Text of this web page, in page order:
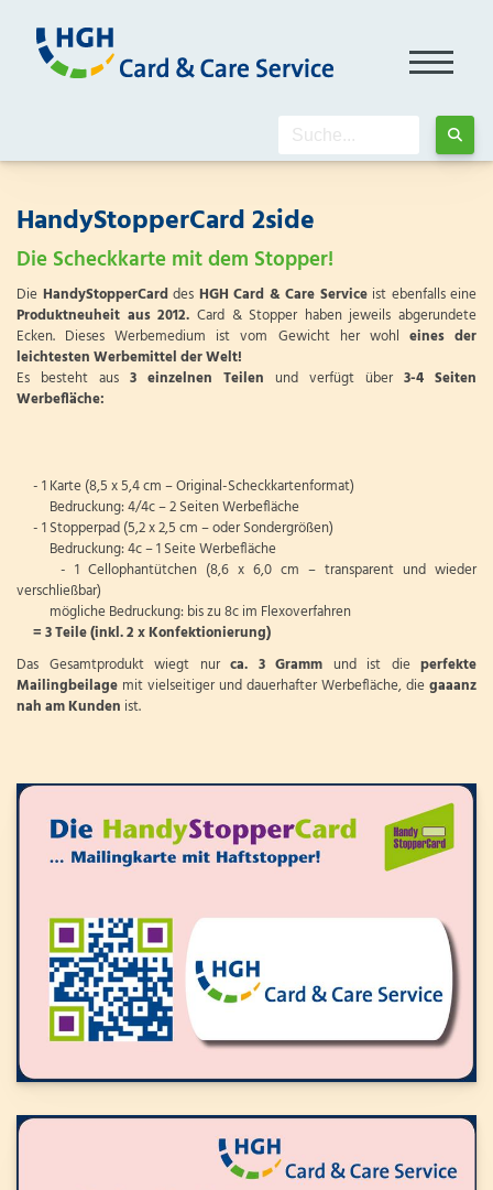
HandyStopperCard 2side
Die Scheckkarte mit dem Stopper!
Die HandyStopperCarddes HGH Card & Care Service ist ebenfalls eine
Produktneuheit aus 2012. Card & Stopper haben jeweils abgerundete
Ecken. Dieses Werbemedium ist vom Gewicht her wohl eines der
leichtesten Werbemittel der Welt!
Es besteht aus 3 einzelnen Teilen und verfügt über 3-4 Seiten
Werbefläche:
- 1 Karte (8,5 x 5,4 cm – Original-Scheckkartenformat)
Bedruckung: 4/4c – 2 Seiten Werbefläche
- 1 Stopperpad (5,2 x 2,5 cm – oder Sondergrößen)
Bedruckung: 4c – 1 Seite Werbefläche
- 1 Cellophantütchen (8,6 x 6,0 cm – transparent und wieder
verschließbar)
mögliche Bedruckung: bis zu 8c im Flexoverfahren
= 3 Teile (inkl. 2 x Konfektionierung)
Das Gesamtprodukt wiegt nur ca. 3 Gramm und ist die perfekte
Mailingbeilage mit vielseitiger und dauerhafter Werbefläche, diegaaanz
nah am Kunden ist.